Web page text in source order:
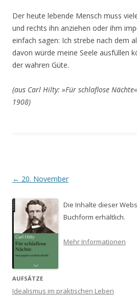
Der heute lebende Mensch muss
und rechts ihn anziehen oder ihm
einfach sagen: Ich strebe nach dem
davon würde meine Seele ausfüllen
der wahren Güte.
(aus Carl Hilty: »Für schlaflose
1908)
Beitrags-
← 20. November
Die Inhalte dieser
Buchform erhältlich.
Mehr Informationen
AUFSÄTZE
Idealismus im praktischen Leben